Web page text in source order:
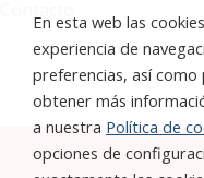
En esta web las
experiencia de
preferencias, así como
obtener más
a nuestra Política de
opciones de